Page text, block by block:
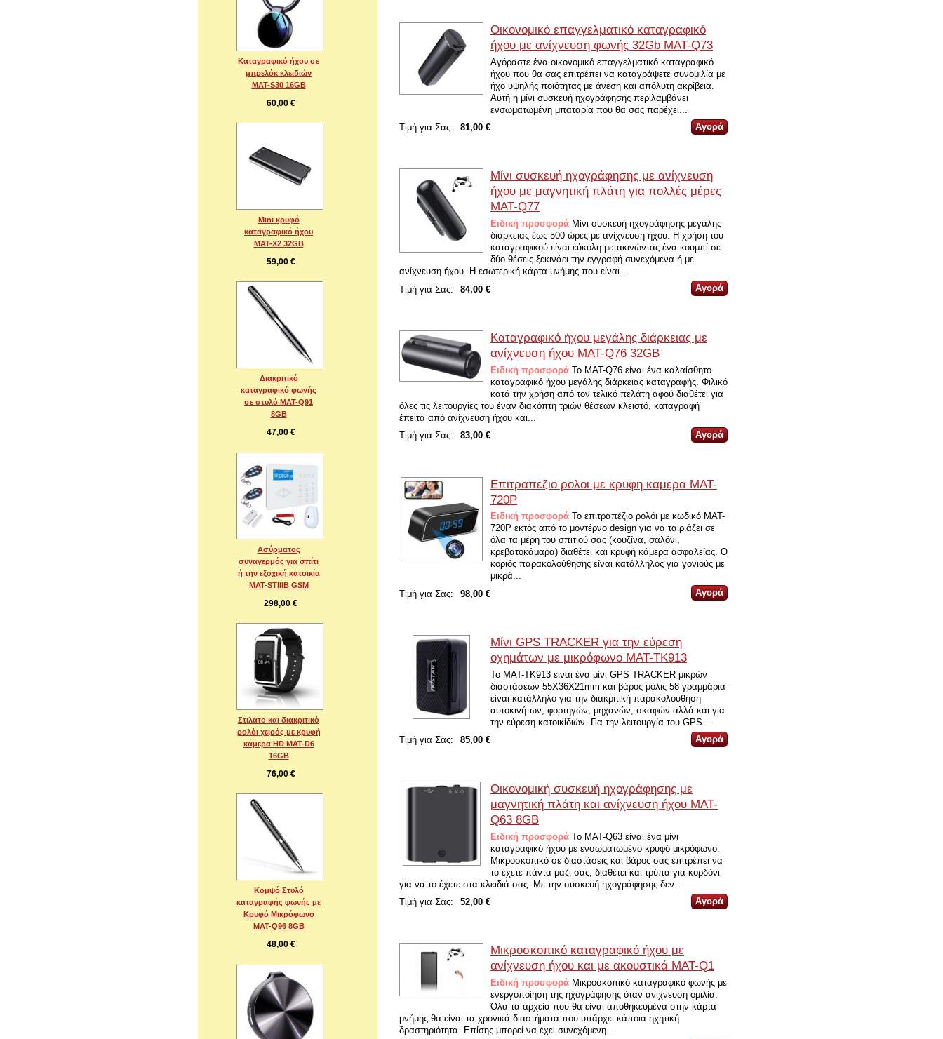
Οικονομικό επαγγελματικό καταγραφικό
ήχου με ανίχνευση φωνής 32Gb MAT-Q73
Αγόραστε ένα οικονομικό επαγγελματικό καταγραφικό
ήχου που θα σας επιτρέπει να καταγράψετε συνομιλία με
ήχο υψηλής ποιότητας με άνεση και απόλυτη ακρίβεια.
Αυτή η μίνι συσκευή ηχογράφησης περιλαμβάνει
ενσωματωμένη μπαταρία που θα σας παρέχει...
Τιμή για Σας:
81,00 €
Μίνι συσκευή ηχογράφησης με ανίχνευση
ήχου με μαγνητική πλάτη για πολλές μέρες
MAT-Q77
Ειδική προσφορά Μίνι συσκευή ηχογράφησης μεγάλης
διάρκειας έως 500 ώρες με ανίχνευση ήχου. Η χρήση του
καταγραφικού είναι εύκολη μετακινώντας ένα κουμπί σε
δύο θέσεις ξεκινάει την εγγραφή συνεχόμενα ή με
ανίχνευση ήχου. Η εσωτερική κάρτα μνήμης που είναι...
Τιμή για Σας:
84,00 €
Καταγραφικό ήχου μεγάλης διάρκειας με
ανίχνευση ήχου MAT-Q76 32GB
Ειδική προσφορά Το MAT-Q76 είναι ένα καλαίσθητο
καταγραφικό ήχου μεγάλης διάρκειας καταγραφής. Φιλικό
κατά την χρήση από τον τελικό πελάτη αφού διαθέτει για
όλες τις λειτουργίες του έναν διακόπτη τριών θέσεων κλειστό, καταγραφή
έπειτα από ανίχνευση ήχου και...
Τιμή για Σας:
83,00 €
Επιτραπεζιο ρολοι με κρυφη καμερα MAT-
720P
Ειδική προσφορά Το επιτραπέζιο ρολόι με κωδικό MAT-
720P εκτός από το μοντέρνο design για να ταιριάζει σε
όλα τα μέρη του σπιτιού σας (κουζίνα, σαλόνι,
κρεβατοκάμαρα) διαθέτει και κρυφή κάμερα ασφαλείας. Ο
κοριός παρακολούθησης είναι κατάλληλος για γονιούς με
μικρά...
Τιμή για Σας:
98,00 €
Μίνι GPS TRACKER για την εύρεση
οχημάτων με μικρόφωνο MAT-TK913
Το MAT-TK913 είναι ένα μίνι GPS TRACKER μικρών
διαστάσεων 55Χ36Χ21mm και βάρος μόλις 58 γραμμάρια
είναι κατάλληλο για την διακριτική παρακολούθηση
αυτοκινήτων, φορτηγών, μηχανών, σκαφών αλλά και για
την εύρεση κατοικίδιών. Για την λειτουργία του GPS...
Τιμή για Σας:
85,00 €
Οικονομική συσκευή ηχογράφησης με
μαγνητική πλάτη και ανίχνευση ήχου MAT-
Q63 8GB
Ειδική προσφορά Το MAT-Q63 είναι ένα μίνι
καταγραφικό ήχου με ενσωματωμένο κρυφό μικρόφωνο.
Μικροσκοπικό σε διαστάσεις και βάρος σας επιτρέπει να
το έχετε πάντα μαζί σας, διαθέτει και τρύπα για κορδόνι
για να το έχετε στα κλειδιά σας. Με την συσκευή ηχογράφησης δεν...
Τιμή για Σας:
52,00 €
Μικροσκοπικό καταγραφικό ήχου με
ανίχνευση ήχου και με ακουστικά MAT-Q1
Ειδική προσφορά Μικροσκοπικό καταγραφικό φωνής με
ενεργοποίηση της ηχογράφησης όταν ανίχνευση ομιλία.
Όλα τα αρχεία που θα είναι αποθηκευμένα στην κάρτα
μνήμης θα είναι τα χρονικά διαστήματα που υπάρχει κάποια ηχητική
δραστηριότητα. Επίσης μπορεί να έχει συνεχόμενη...
Καταγραφικό ήχου σε
μπρελόκ κλειδιών
MAT-S30 16GB
60,00 €
Mini κρυφό
καταγραφικό ήχου
MAT-X2 32GB
59,00 €
Διακριτικό
καταγραφικό φωνής
σε στυλό MAT-Q91
8GB
47,00 €
Ασύρματος
συναγερμός για σπίτι
ή την εξοχική κατοικία
MAT-STIIIB GSM
298,00 €
Στιλάτο και διακριτικό
ρολόι χειρός με κρυφή
κάμερα HD MAT-D6
16GB
76,00 €
Κομψό Στυλό
καταγραφής φωνής με
Κρυφό Μικρόφωνο
MAT-Q96 8GB
48,00 €